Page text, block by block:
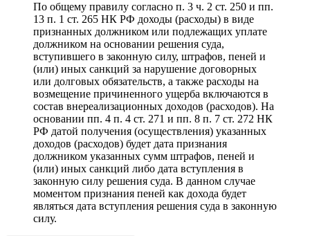
По общему правилу согласно п. 3 ч. 2 ст. 250 и пп.
13 п. 1 ст. 265 НК РФ доходы (расходы) в виде
признанных должником или подлежащих уплате
должником на основании решения суда,
вступившего в законную силу, штрафов, пеней и
(или) иных санкций за нарушение договорных
или долговых обязательств, а также расходы на
возмещение причиненного ущерба включаются в
состав внереализационных доходов (расходов). На
основании пп. 4 п. 4 ст. 271 и пп. 8 п. 7 ст. 272 НК
РФ датой получения (осуществления) указанных
доходов (расходов) будет дата признания
должником указанных сумм штрафов, пеней и
(или) иных санкций либо дата вступления в
законную силу решения суда. В данном случае
моментом признания пеней как дохода будет
являться дата вступления решения суда в законную
силу.